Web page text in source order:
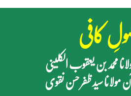
کافی
محمد بن یعقوب الکلینی
مولانا سید ظفر حسن نقوی